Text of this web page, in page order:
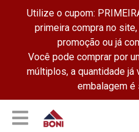
Utilize o cupom:
primeira compra no
promoção ou já
Você pode comprar por
múltiplos, a quantidade já
embalagem é